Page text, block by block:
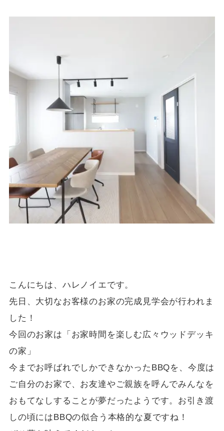
こんにちは、ハレノイエです。
先日、大切なお客様のお家の完成見学会が行われま
した！
今回のお家は「お家時間を楽しむ広々ウッドデッキ
の家」
今までお呼ばれでしかできなかったBBQを、今度は
ご自分のお家で、お友達やご親族を呼んでみんなを
おもてなしすることが夢だったようです。お引き渡
しの頃にはBBQの似合う本格的な夏ですね！